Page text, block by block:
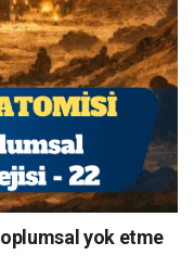
yok etme